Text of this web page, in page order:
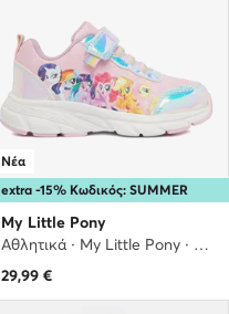
extra -15% Κωδικός: SUMMER
Νέα
My Little Pony
Αθλητικά · My Little Pony · Ροζ
29,99 €